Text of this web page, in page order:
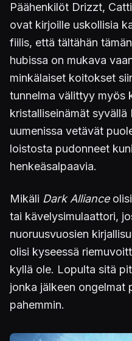
Päähenkilöt Drizzt,
ovat kirjoille uskollisia
fiilis, että tältähän
hubissa on mukava
minkälaiset koitokset
tunnelma välittyy myös
kristalliseinämät
uumenissa vetävät
loistosta pudonneet
henkeäsalpaavia.
Mikäli Dark Allianceolisi
tai kävelysimulaattori,
nuoruusvuosien
olisi kyseessä
kyllä ole. Lopulta sitä
jonka jälkeen ongelmat
pahemmin.